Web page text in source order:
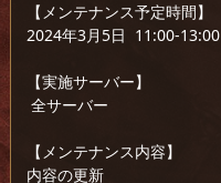
【メンテナンス予定時間】
2024年3月5日 11:00-13:00
【実施サーバー】
全サーバー
【メンテナンス内容】
内容の更新